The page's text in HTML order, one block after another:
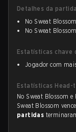
Detalhes da partida
No Sweat
No Sweat
Estatísticas chave
Jogador com
Estatísticas Head-
No Sweat Blossom
Sweat Blossom
partidas